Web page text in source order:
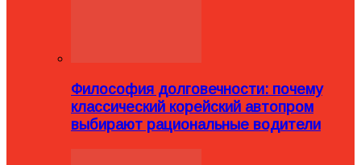
Философия долговечности: почему
классический корейский автопром
выбирают рациональные водители